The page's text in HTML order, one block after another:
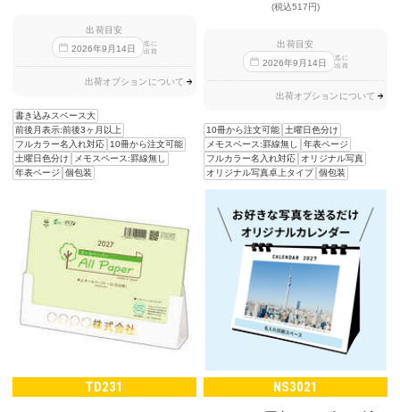
出荷目安
2026年9 月14日
迄に
出荷
出荷オプションについて
書き込みスペース大
前後月表示:前後3ヶ月以上
フルカラー名入れ対応 10冊から注文可能
土曜日色分け
メモスペース:罫線無し
年表ページ
個包装
(税込517円)
出荷目安
2026年9 月 14日
迄に
出荷
出荷オプションについて
10冊から注文可能
土曜日色分け
メモスペース:罫線無し
年表ページ
フルカラー名入れ対応
オリジナル写真
オリジナル写真卓上タイプ 個包装
TD231 NS3021